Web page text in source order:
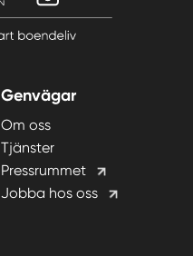
Genvägar
Om oss
Tjänster
Pressrummet
Jobba hos oss